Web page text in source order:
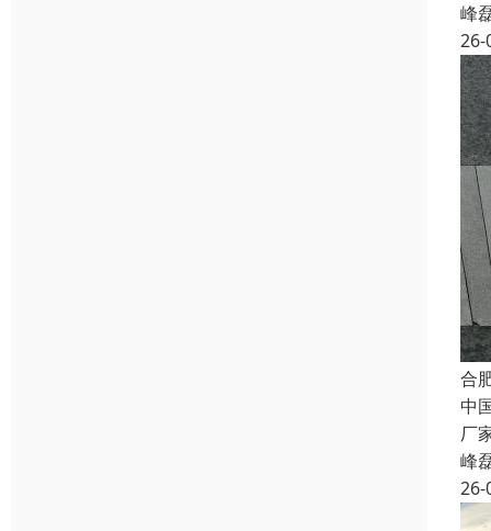
峰
26-
合
中
厂
峰
26-